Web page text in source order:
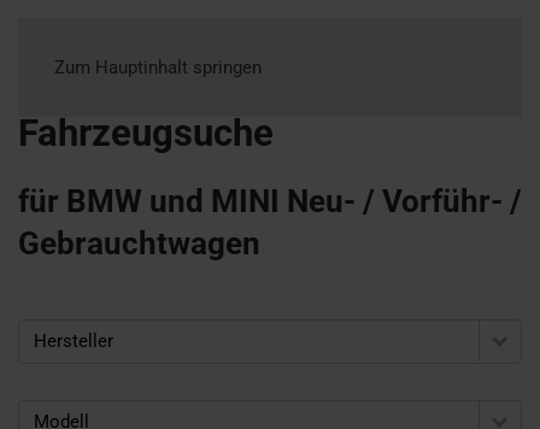
Zum Hauptinhalt springen
Fahrzeugsuche
für BMW und MINI Neu- / Vorführ- /
Gebrauchtwagen
Hersteller
Modell